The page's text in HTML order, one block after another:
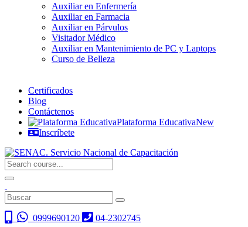
Auxiliar en Enfermería
Auxiliar en Farmacia
Auxiliar en Párvulos
Visitador Médico
Auxiliar en Mantenimiento de PC y Laptops
Curso de Belleza
Certificados
Blog
Contáctenos
Plataforma EducativaNew
Inscríbete
0999690120
04-2302745